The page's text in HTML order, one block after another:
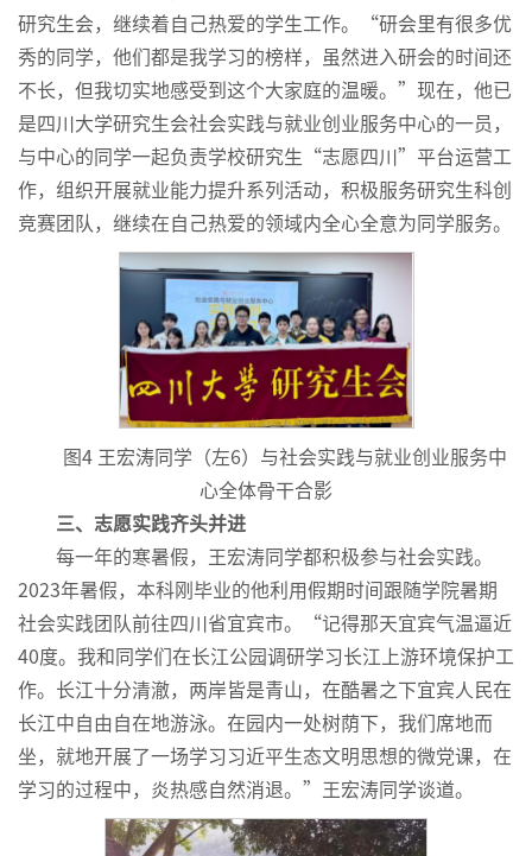
研究生会，继续着自己热爱的学生工作。“研会里有很多优
秀的同学，他们都是我学习的榜样，虽然进入研会的时间还
不长，但我切实地感受到这个大家庭的温暖。”现在，他已
是四川大学研究生会社会实践与就业创业服务中心的一员，
与中心的同学一起负责学校研究生“志愿四川”平台运营工
作，组织开展就业能力提升系列活动，积极服务研究生科创
竞赛团队，继续在自己热爱的领域内全心全意为同学服务。
图4 王宏涛同学（左6）与社会实践与就业创业服务中
心全体骨干合影
三、志愿实践齐头并进
每一年的寒暑假，王宏涛同学都积极参与社会实践。
2023年暑假，本科刚毕业的他利用假期时间跟随学院暑期
社会实践团队前往四川省宜宾市。“记得那天宜宾气温逼近
40度。我和同学们在长江公园调研学习长江上游环境保护工
作。长江十分清澈，两岸皆是青山，在酷暑之下宜宾人民在
长江中自由自在地游泳。在园内一处树荫下，我们席地而
坐，就地开展了一场学习习近平生态文明思想的微党课，在
学习的过程中，炎热感自然消退。”王宏涛同学谈道。